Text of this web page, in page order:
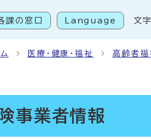
課の窓口 Language 文
医療・健康・福祉 高齢者福
事業者情報